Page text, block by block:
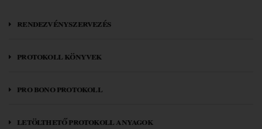
rendezvényszervezés
protokoll könyvek
pro bono protokoll
letölthető protokoll anyagok